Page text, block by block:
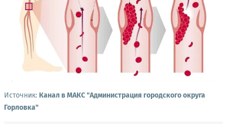
Источник: Канал в МАКС "Администрация городского округа
Горловка"